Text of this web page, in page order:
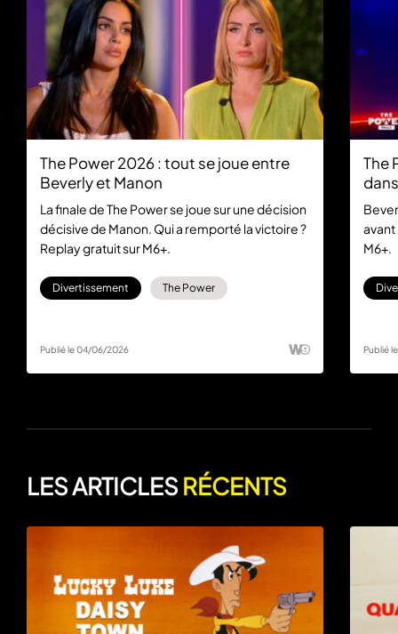
The Power 2026 : tout se joue entre
Beverly et Manon
La finale de The Power se joue sur une décision
décisive de Manon. Qui a remporté la victoire ?
Replay gratuit sur M6+.
Divertissement The Power
Publié le 04/06/2026
The
avant
M6+.
Publié
LES ARTICLESRÉCENTS